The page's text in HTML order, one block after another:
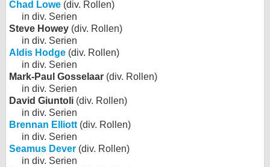
Chad Lowe (div. Rollen)
in div. Serien
Steve Howey (div. Rollen)
in div. Serien
Aldis Hodge (div. Rollen)
in div. Serien
Mark-Paul Gosselaar (div. Rollen)
in div. Serien
David Giuntoli (div. Rollen)
in div. Serien
Brennan Elliott (div. Rollen)
in div. Serien
Seamus Dever (div. Rollen)
in div. Serien